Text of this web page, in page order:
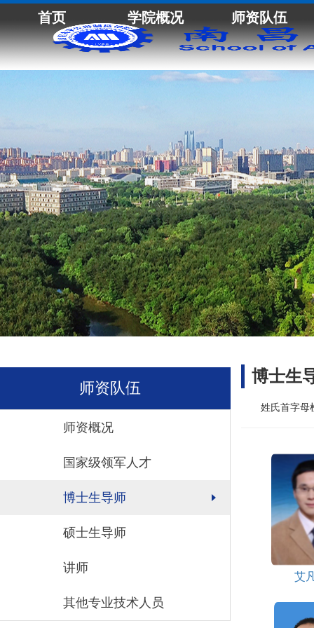
首页 学院概况 师资队伍
师资队伍
师资概况
国家级领军人才
博士生导师
硕士生导师
讲师
其他专业技术人员
博士生
姓氏首字母
艾